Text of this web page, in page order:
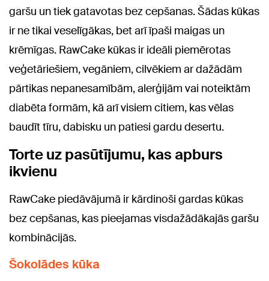
garšu un tiek gatavotas bez cepšanas. Šādas kūkas
ir ne tikai veselīgākas, bet arī īpaši maigas un
krēmīgas. RawCake kūkas ir ideāli piemērotas
veģetāriešiem, vegāniem, cilvēkiem ar dažādām
pārtikas nepanesamībām, alerģijām vai noteiktām
diabēta formām, kā arī visiem citiem, kas vēlas
baudīt tīru, dabisku un patiesi gardu desertu.
Torte uz pasūtījumu, kas apburs
ikvienu
RawCake piedāvājumā ir kārdinoši gardas kūkas
bez cepšanas, kas pieejamas visdažādākajās garšu
kombinācijās.
Šokolādes kūka